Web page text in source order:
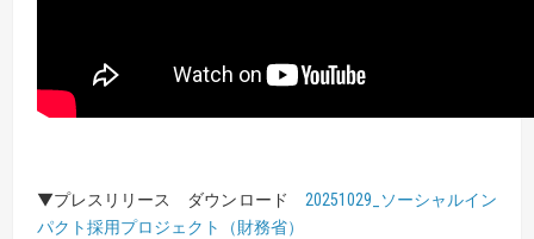
▼プレスリリース ダウンロード 20251029_ソーシャルイン
パクト採用プロジェクト（財務省）